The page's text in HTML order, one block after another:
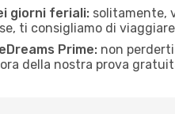
giorni feriali: solitamente,
ti consigliamo di
Prime: non
della nostra prova